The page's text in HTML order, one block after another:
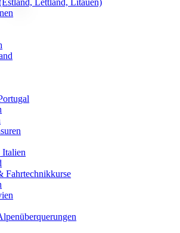
Italien
Fahrtechnikkurse